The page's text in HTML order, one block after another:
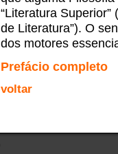
“Literatura
de Literatura”). O
dos motores
Prefácio completo
voltar